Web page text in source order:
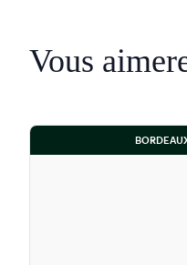
Vous